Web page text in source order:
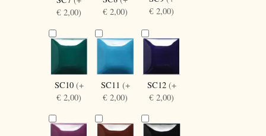
€ 2,00)
€ 2,00)
€ 2,00)
SC10 (+
€ 2,00)
SC11 (+
€ 2,00)
SC12 (+
€ 2,00)